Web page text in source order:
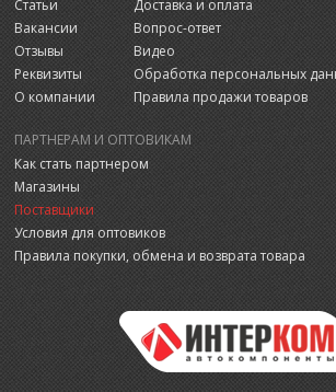
Статьи
Вакансии
Отзывы
Реквизиты
О компании
Доставка и оплата
Вопрос-ответ
Видео
Обработка персональных
Правила продажи товаров
ПАРТНЕРАМ И ОПТОВИКАМ
Как стать партнером
Магазины
Поставщики
Условия для оптовиков
Правила покупки, обмена и возврата товара